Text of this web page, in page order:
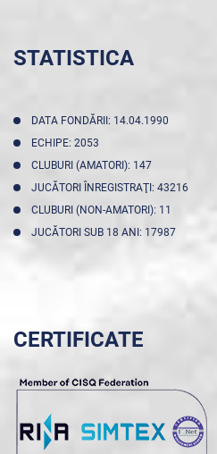
STATISTICA
DATA FONDĂRII: 14.04.1990
ECHIPE: 2053
CLUBURI (AMATORI): 147
JUCĂTORI ÎNREGISTRAŢI: 43216
CLUBURI (NON-AMATORI): 11
JUCĂTORI SUB 18 ANI: 17987
CERTIFICATE